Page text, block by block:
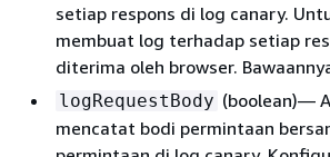
setiap respons di log canary.
membuat log terhadap setiap
diterima oleh browser.
logRequestBody (boolean)—
mencatat bodi permintaan